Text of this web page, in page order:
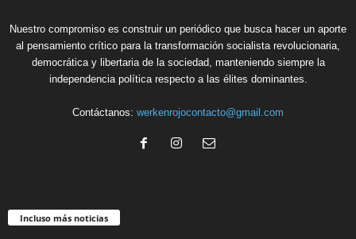
Nuestro compromiso es construir un periódico que busca hacer un aporte
al pensamiento crítico para la transformación socialista revolucionaria,
democrática y libertaria de la sociedad, manteniendo siempre la
independencia política respecto a las élites dominantes.
Contáctanos: werkenrojocontacto@gmail.com
Incluso más noticias